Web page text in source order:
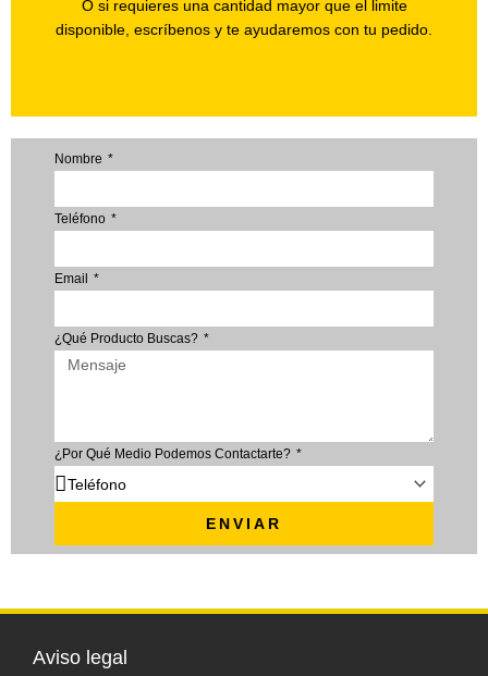
O si requieres una cantidad mayor que el limite
disponible, escríbenos y te ayudaremos con tu pedido.
Nombre
Teléfono
Email
¿Qué Producto Buscas?
¿Por Qué Medio Podemos Contactarte?
ENVIAR
Aviso legal